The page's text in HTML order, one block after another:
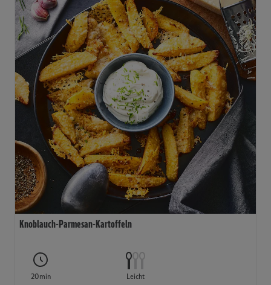
Knoblauch-Parmesan-Kartoffeln
20min Leicht